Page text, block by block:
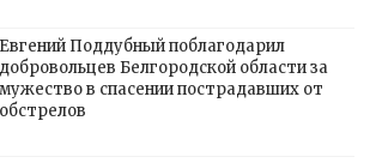
Евгений Поддубный поблагодарил
добровольцев Белгородской области за
мужество в спасении пострадавших от
обстрелов